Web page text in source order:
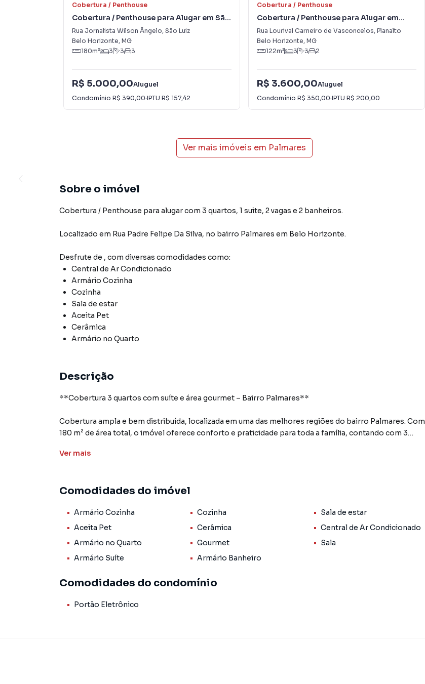
Cobertura / Penthouse
Cobertura / Penthouse para Alugar em São
Luiz
Rua Jornalista Wilson Ângelo, São Luiz
Belo Horizonte, MG
180m² 3 3 3
R$ 5.000,00Aluguel
Condomínio R$ 390,00·IPTU R$ 157,42
Cobertura / Penthouse
Cobertura / Penthouse para Alugar em
Planalto
Rua Lourival Carneiro de Vasconcelos, Planalto
Belo Horizonte, MG
122m² 3 3 2
R$ 3.600,00Aluguel
Condomínio R$ 350,00·IPTU R$ 200,00
Ver mais imóveis em Palmares
Sobre o imóvel
Cobertura / Penthouse para alugar com 3 quartos, 1 suite, 2 vagas e 2 banheiros.
Localizado em Rua Padre Felipe Da Silva, no bairro Palmares em Belo Horizonte.
Desfrute de , com diversas comodidades como:
Central de Ar Condicionado
Armário Cozinha
Cozinha
Sala de estar
Aceita Pet
Cerâmica
Armário no Quarto
Descrição
**Cobertura 3 quartos com suíte e área gourmet – Bairro Palmares**
Cobertura ampla e bem distribuída, localizada em uma das melhores regiões do bairro Palmares. Com
180 m² de área total, o imóvel oferece conforto e praticidade para toda a família, contando com 3
gourmet para momentos de lazer e confraternização.
cozinha conta com armários planejados, piso e bancada em granito, garantindo beleza e praticidade
**Destaques do imóvel:**
• 180 m² de área total
Ver mais
Comodidades do imóvel
Armário Cozinha Cozinha
Sala de estar
Aceita Pet
Cerâmica
Central de Ar Condicionado
Armário no Quarto
Gourmet
Sala
Armário Suíte
Armário Banheiro
Comodidades do condomínio
Portão Eletrônico